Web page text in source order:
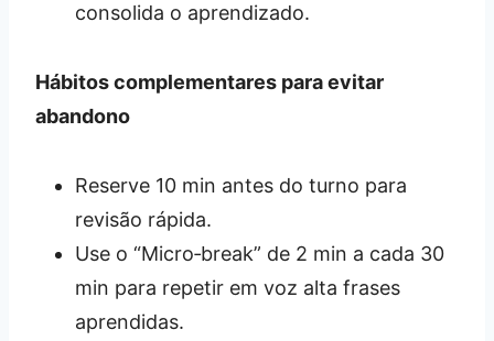
consolida o aprendizado.
Hábitos complementares para evitar
abandono
Reserve 10 min antes do turno para
revisão rápida.
Use o “Micro‑break” de 2 min a cada 30
min para repetir em voz alta frases
aprendidas.